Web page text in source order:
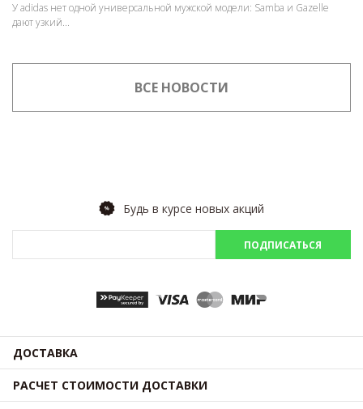
У adidas нет одной универсальной мужской модели: Samba и Gazelle
дают узкий...
ВСЕ НОВОСТИ
Будь в курсе новых акций
ПОДПИСАТЬСЯ
ДОСТАВКА
РАСЧЕТ СТОИМОСТИ ДОСТАВКИ